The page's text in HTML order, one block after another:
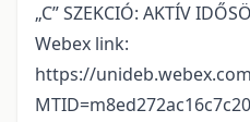
„C” SZEKCIÓ: AKTÍV
Webex link:
https://